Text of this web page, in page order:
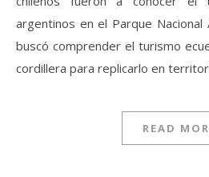
argentinos en el Parque Nacional
buscó comprender el turismo
cordillera para replicarlo en
READ